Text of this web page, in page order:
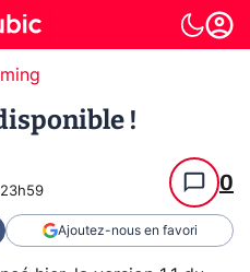
!
0
Ajoutez-nous en favori